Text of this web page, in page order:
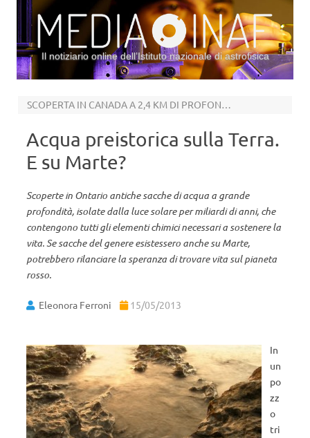
Il notiziario online dell’Istituto nazionale di astrofisica
SCOPERTA IN CANADA A 2,4 KM DI PROFONDITA’
Acqua preistorica sulla Terra.
E su Marte?
Scoperte in Ontario antiche sacche di acqua a grande
profondità, isolate dalla luce solare per miliardi di anni, che
contengono tutti gli elementi chimici necessari a sostenere la
vita. Se sacche del genere esistessero anche su Marte,
potrebbero rilanciare la speranza di trovare vita sul pianeta
rosso.
Eleonora Ferroni 15/05/2013
In
un
po
zz
o
tri